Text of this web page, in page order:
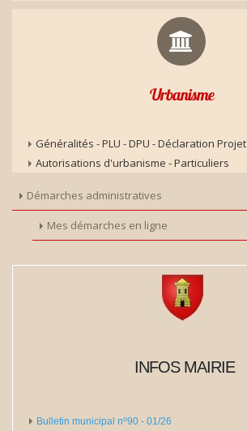
Urbanisme
Généralités - PLU - DPU - Déclaration Projet
Autorisations d'urbanisme - Particuliers
Démarches administratives
Mes démarches en ligne
INFOS MAIRIE
Bulletin municipal no​​​​​​​90 - 01/26